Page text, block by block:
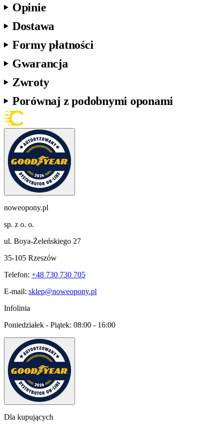
Opinie
Dostawa
Formy płatności
Gwarancja
Zwroty
Porównaj z podobnymi oponami
noweopony.pl
sp. z o. o.
ul. Boya-Żeleńskiego 27
35-105 Rzeszów
Telefon: +48 730 730 705
E-mail: sklep@noweopony.pl
Infolinia
Poniedziałek - Piątek: 08:00 - 16:00
Dla kupujących